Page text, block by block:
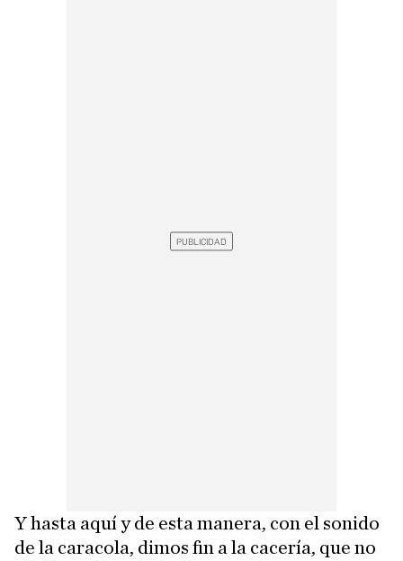
Y hasta aquí y de esta manera, con el sonido
de la caracola, dimos fin a la cacería, que no